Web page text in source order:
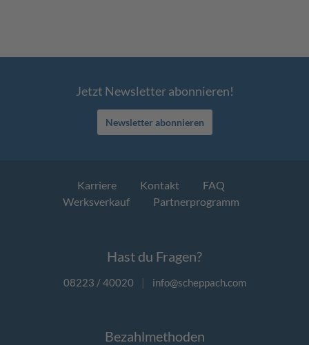
Jetzt Newsletter abonnieren!
Newsletter abonnieren
Karriere Kontakt
FAQ
Werksverkauf
Partnerprogramm
Hast du Fragen?
08223 / 40020 | info@scheppach.com
Bezahlmethoden